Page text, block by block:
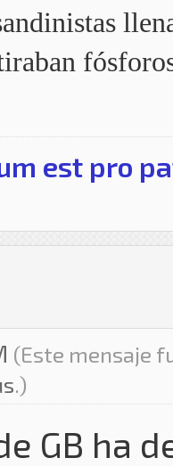
est pro
(Este mensaje
.)
GB ha